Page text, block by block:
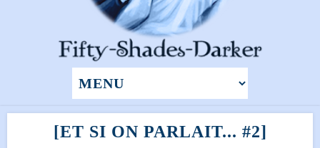
[ET SI ON PARLAIT... #2]